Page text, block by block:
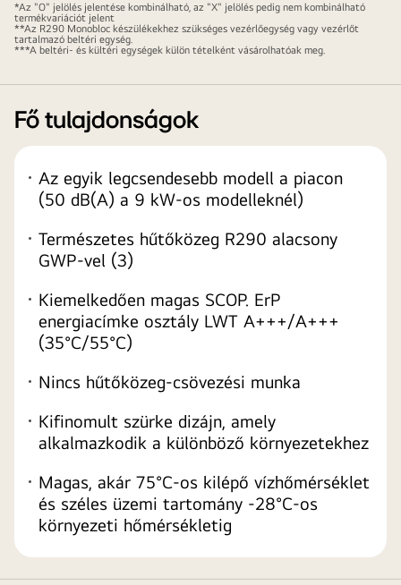
*Az "O" jelölés jelentése kombinálható, az "X" jelölés pedig nem kombinálható
termékvariációt jelent
**Az R290 Monobloc készülékekhez szükséges vezérlőegység vagy vezérlőt
tartalmazó beltéri egység.
***A beltéri- és kültéri egységek külön tételként vásárolhatóak meg.
Fő tulajdonságok
Az egyik legcsendesebb modell a piacon
(50 dB(A) a 9 kW-os modelleknél)
Természetes hűtőközeg R290 alacsony
GWP-vel (3)
Kiemelkedően magas SCOP. ErP
energiacímke osztály LWT A+++/A+++
(35°C/55°C)
Nincs hűtőközeg-csövezési munka
Kifinomult szürke dizájn, amely
alkalmazkodik a különböző környezetekhez
Magas, akár 75°C-os kilépő vízhőmérséklet
és széles üzemi tartomány -28°C-os
környezeti hőmérsékletig